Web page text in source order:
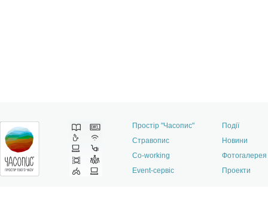
Простір "Часопис"
Події
Стравопис
Новини
Co-working
Фотогалерея
Event-сервіс
Проекти